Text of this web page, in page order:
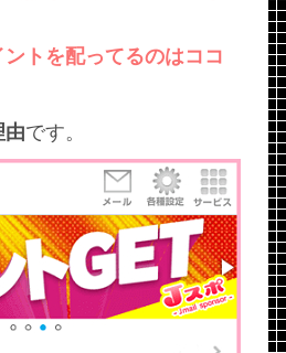
トを配ってるのはココ
由です。